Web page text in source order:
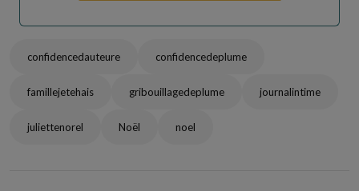
confidencedauteure confidencedeplume
famillejetehais gribouillagedeplume journalintime
juliettenorel Noël noel